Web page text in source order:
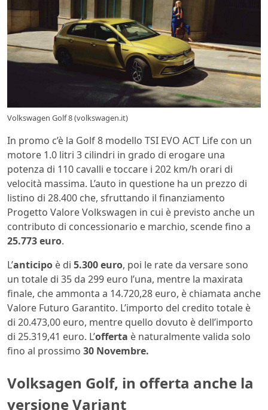
Volkswagen Golf 8 (volkswagen.it)
In promo c’è la Golf 8 modello TSI EVO ACT Life con un
motore 1.0 litri 3 cilindri in grado di erogare una
potenza di 110 cavalli e toccare i 202 km/h orari di
velocità massima. L’auto in questione ha un prezzo di
listino di 28.400 che, sfruttando il finanziamento
Progetto Valore Volkswagen in cui è previsto anche un
contributo di concessionario e marchio, scende fino a
25.773 euro.
L’anticipo è di 5.300 euro, poi le rate da versare sono
un totale di 35 da 299 euro l’una, mentre la maxirata
finale, che ammonta a 14.720,28 euro, è chiamata anche
Valore Futuro Garantito. L’importo del credito totale è
di 20.473,00 euro, mentre quello dovuto è dell’importo
di 25.319,41 euro. L’offerta è naturalmente valida solo
fino al prossimo 30 Novembre.
Volksagen Golf, in offerta anche la
versione Variant